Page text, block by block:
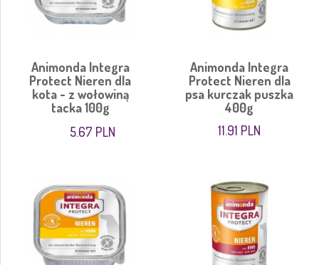
Animonda Integra
Protect Nieren dla
kota - z wołowiną
tacka 100g
5.67 PLN
Animonda Integra
Protect Nieren dla
psa kurczak puszka
400g
11.91 PLN